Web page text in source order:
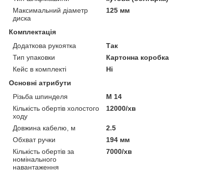
Максимальний діаметр
диска
125 мм
Комплектація
Додаткова рукоятка
Так
Тип упаковки
Картонна коробка
Кейс в комплекті
Ні
Основні атрибути
Різьба шпинделя
M 14
Кількість обертів холостого
ходу
12000/хв
Довжина кабелю, м
2.5
Обхват ручки
194 мм
Кількість обертів за
номінального
навантаження
7000/хв